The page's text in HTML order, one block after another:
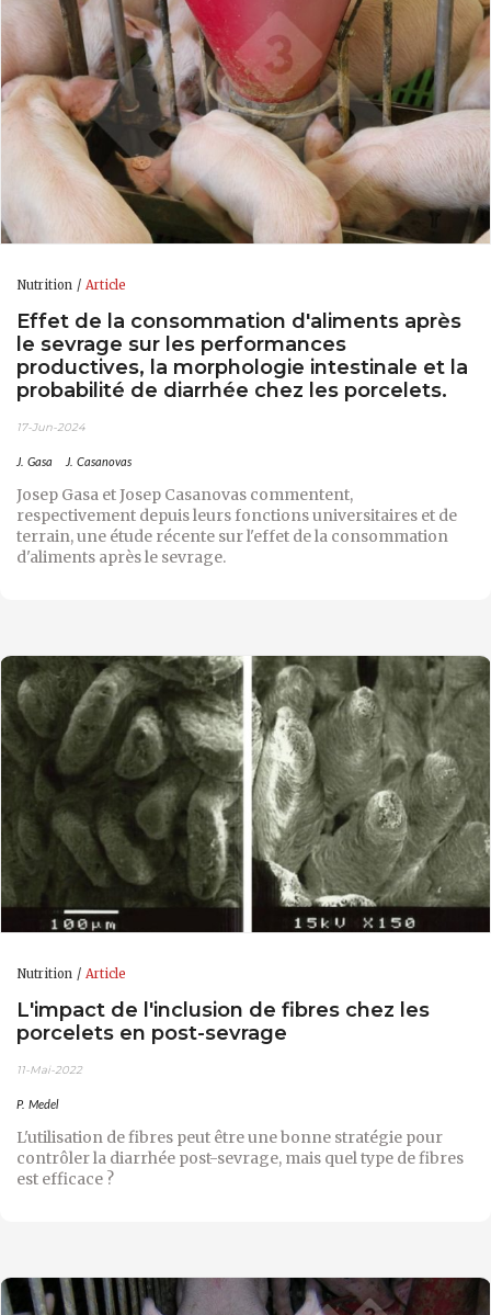
Nutrition Article
Effet de la consommation d'aliments après
le sevrage sur les performances
productives, la morphologie intestinale et la
probabilité de diarrhée chez les porcelets.
17-Jun-2024
J. Gasa J. Casanovas
Josep Gasa et Josep Casanovas commentent,
respectivement depuis leurs fonctions universitaires et de
terrain, une étude récente sur l'effet de la consommation
d'aliments après le sevrage.
Nutrition Article
L'impact de l'inclusion de fibres chez les
porcelets en post-sevrage
11-Mai-2022
P. Medel
L'utilisation de fibres peut être une bonne stratégie pour
contrôler la diarrhée post-sevrage, mais quel type de fibres
est efficace ?